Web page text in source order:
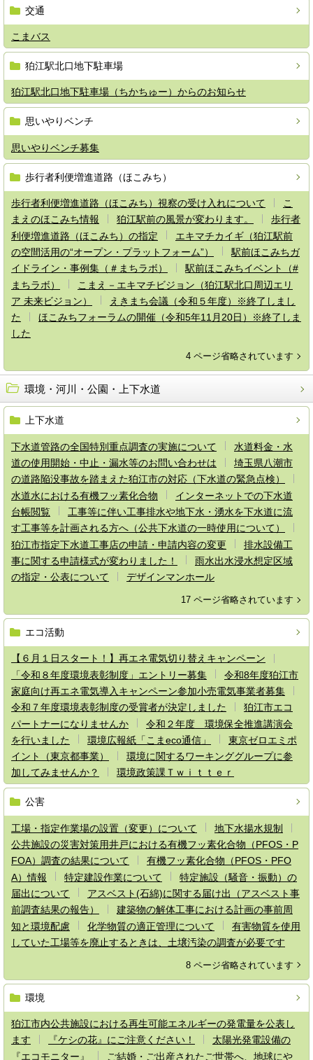
交通
こまバス
狛江駅北口地下駐車場
狛江駅北口地下駐車場（ちかちゅー）からのお知らせ
思いやりベンチ
思いやりベンチ募集
歩行者利便増進道路（ほこみち）
歩行者利便増進道路（ほこみち）視察の受け入れについて
こ
まえのほこみち情報
狛江駅前の風景が変わります。
歩行者
利便増進道路（ほこみち）の指定
エキマチカイギ（狛江駅前
の空間活用の“オープン・プラットフォーム”）
駅前ほこみちガ
イドライン・事例集（＃まちラボ）
駅前ほこみちイベント（#
まちラボ）
こまえ－エキマチビジョン（狛江駅北口周辺エリ
ア 未来ビジョン）
えきまち会議（令和５年度）※終了しまし
た
ほこみちフォーラムの開催（令和5年11月20日）※終了しま
した
4 ページ省略されています
環境・河川・公園・上下水道
上下水道
下水道管路の全国特別重点調査の実施について
水道料金・水
道の使用開始・中止・漏水等のお問い合わせは
埼玉県八潮市
の道路陥没事故を踏まえた狛江市の対応（下水道の緊急点検）
水道水における有機フッ素化合物
インターネットでの下水道
台帳閲覧
工事等に伴い工事排水や地下水・湧水を下水道に流
す工事等を計画される方へ（公共下水道の一時使用について）
狛江市指定下水道工事店の申請・申請内容の変更
排水設備工
事に関する申請様式が変わりました！
雨水出水浸水想定区域
の指定・公表について
デザインマンホール
17 ページ省略されています
エコ活動
【６月１日スタート！】再エネ電気切り替えキャンペーン
「令和８年度環境表彰制度」エントリー募集
令和8年度狛江市
家庭向け再エネ電気導入キャンペーン参加小売電気事業者募集
令和７年度環境表彰制度の受賞者が決定しました
狛江市エコ
パートナーになりませんか
令和２年度 環境保全推進講演会
を行いました
環境広報紙「こまeco通信」
東京ゼロエミポ
イント（東京都事業）
環境に関するワーキンググループに参
加してみませんか？
環境政策課Ｔｗｉｔｔｅｒ
公害
工場・指定作業場の設置（変更）について
地下水揚水規制
公共施設の災害対策用井戸における有機フッ素化合物（PFOS・P
FOA）調査の結果について
有機フッ素化合物（PFOS・PFO
A）情報
特定建設作業について
特定施設（騒音・振動）の
届出について
アスベスト(石綿)に関する届け出（アスベスト事
前調査結果の報告）
建築物の解体工事における計画の事前周
知と環境配慮
化学物質の適正管理について
有害物質を使用
していた工場等を廃止するときは、土壌汚染の調査が必要です
8 ページ省略されています
環境
狛江市内公共施設における再生可能エネルギーの発電量を公表し
ます
『ケシの花』にご注意ください！
太陽光発電設備の
『エコモニター』
ご結婚・ご出産されたご世帯へ、地球にや